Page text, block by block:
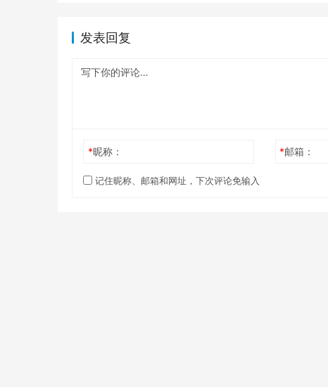
发表回复
*昵称： *邮箱：
记住昵称、邮箱和网址，下次评论免输入